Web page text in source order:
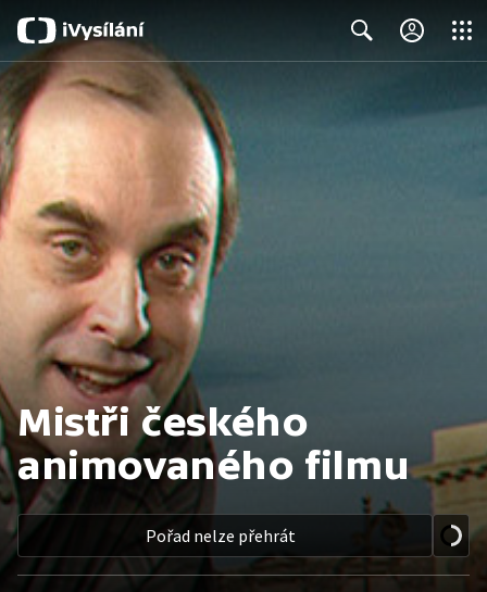
Mistři českého
animovaného filmu
Pořad nelze přehrát